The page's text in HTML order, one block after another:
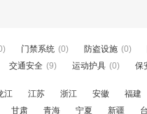
门禁系统 (0) 防盗设施 (0)
交通安全 (9) 运动护具 (0) 保
江 江苏 浙江 安徽 福建
甘肃 青海 宁夏 新疆